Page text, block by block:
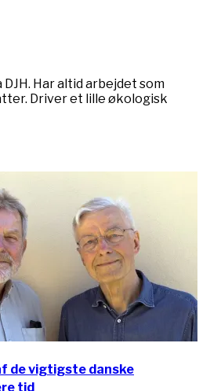
Har altid arbejdet som
Driver et lille økologisk
de vigtigste danske
tid